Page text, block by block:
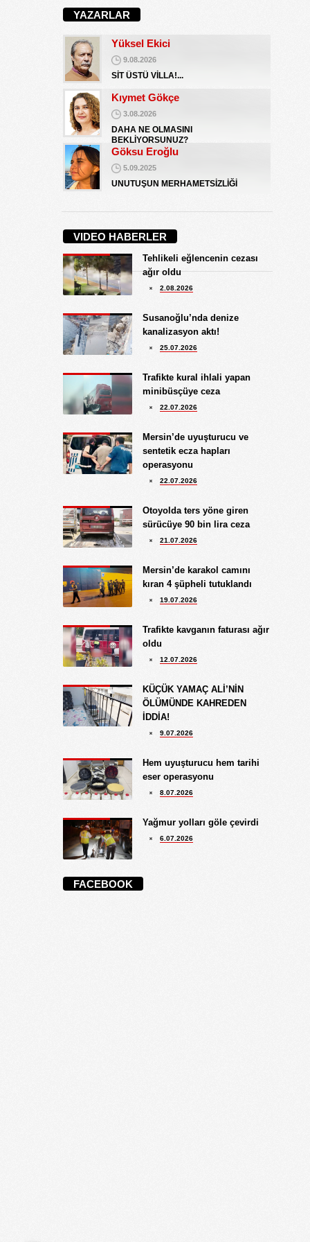
YAZARLAR
BATSIN BU DÜNYA
Yüksel Ekici
9.08.2026
SİT ÜSTÜ VİLLA!...
Kıymet Gökçe
3.08.2026
DAHA NE OLMASINI
BEKLİYORSUNUZ?
Göksu Eroğlu
5.09.2025
UNUTUŞUN MERHAMETSİZLİĞİ
İŞGALCİ GÖRÜNÜMLÜ HALK!
Koray Ünlü
10.09.2024
BATSIN BU DÜNYA
Yüksel Ekici
9.08.2026
SİT ÜSTÜ VİLLA!...
3.08.2026
DAHA NE OLMASINI
BEKLİYORSUNUZ?
5.09.2025
UNUTUŞUN MERHAMETSİZLİĞİ
Hediye Eroğlu
İŞGALCİ GÖRÜNÜMLÜ HALK!
Koray Ünlü
10.09.2024
VIDEO HABERLER
Tehlikeli eğlencenin cezası
ağır oldu
2.08.2026
Susanoğlu’nda denize
kanalizasyon aktı!
25.07.2026
Trafikte kural ihlali yapan
minibüsçüye ceza
22.07.2026
Mersin’de uyuşturucu ve
sentetik ecza hapları
operasyonu
22.07.2026
Otoyolda ters yöne giren
sürücüye 90 bin lira ceza
21.07.2026
Mersin’de karakol camını
kıran 4 şüpheli tutuklandı
19.07.2026
Trafikte kavganın faturası ağır
oldu
12.07.2026
KÜÇÜK YAMAÇ ALİ’NİN
ÖLÜMÜNDE KAHREDEN
İDDİA!
9.07.2026
Hem uyuşturucu hem tarihi
eser operasyonu
8.07.2026
Yağmur yolları göle çevirdi
6.07.2026
FACEBOOK